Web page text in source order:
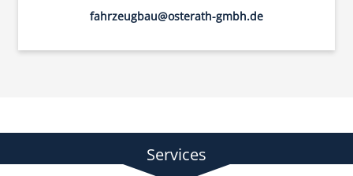
fahrzeugbau@osterath-gmbh.de
Services